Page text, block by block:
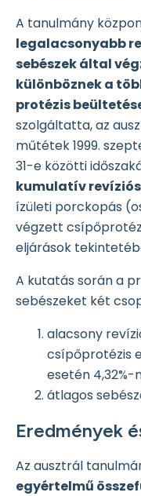
A tanulmány
legalacsonyabb
sebészek által
különböznek a
protézis
szolgáltatta, az
műtétek 1999.
31-e közötti
kumulatív
ízületi porckopás
végzett
eljárások
A kutatás során a
sebészeket két
alacsony
csípőprotézis
esetén 4,32%-
átlagos
Eredmények
Az ausztrál
egyértelmű